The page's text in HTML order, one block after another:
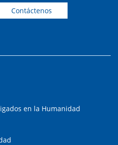
Contáctenos
en la Humanidad